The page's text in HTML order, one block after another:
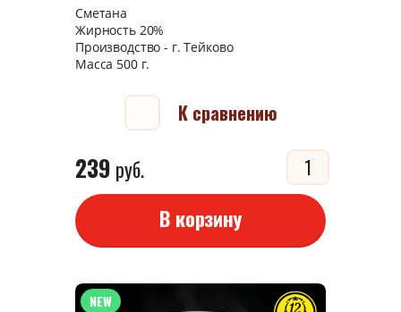
Сметана
Жирность 20%
Производство - г. Тейково
Масса 500 г.
К сравнению
239 руб.
В корзину
NEW